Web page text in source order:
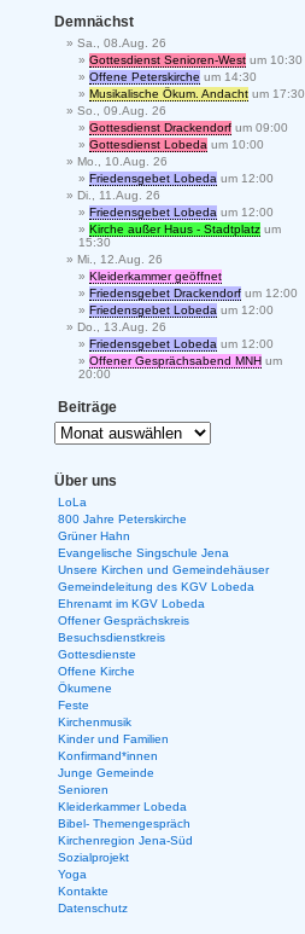
Demnächst
Sa., 08.Aug. 26
Gottesdienst Senioren-West um 10:30
Offene Peterskirche um 14:30
Musikalische Ökum. Andacht um 17:30
So., 09.Aug. 26
Gottesdienst Drackendorf um 09:00
Gottesdienst Lobeda um 10:00
Mo., 10.Aug. 26
Friedensgebet Lobeda um 12:00
Di., 11.Aug. 26
Friedensgebet Lobeda um 12:00
Kirche außer Haus - Stadtplatz um
15:30
Mi., 12.Aug. 26
Kleiderkammer geöffnet
Friedensgebet Drackendorf um 12:00
Friedensgebet Lobeda um 12:00
Do., 13.Aug. 26
Friedensgebet Lobeda um 12:00
Offener Gesprächsabend MNH um
20:00
Beiträge
Über uns
LoLa
800 Jahre Peterskirche
Grüner Hahn
Evangelische Singschule Jena
Unsere Kirchen und Gemeindehäuser
Gemeindeleitung des KGV Lobeda
Ehrenamt im KGV Lobeda
Offener Gesprächskreis
Besuchsdienstkreis
Gottesdienste
Offene Kirche
Ökumene
Feste
Kirchenmusik
Kinder und Familien
Konfirmand*innen
Junge Gemeinde
Senioren
Kleiderkammer Lobeda
Bibel- Themengespräch
Kirchenregion Jena-Süd
Sozialprojekt
Yoga
Kontakte
Datenschutz